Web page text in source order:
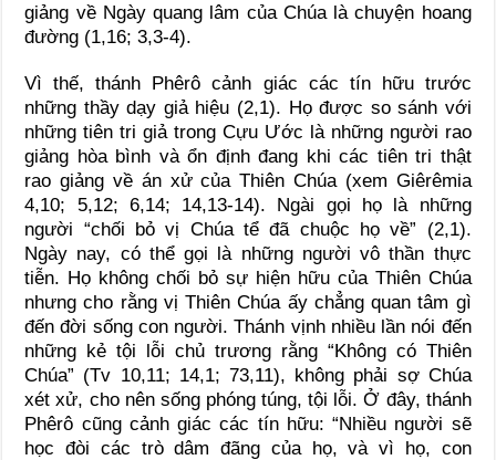
giảng về Ngày quang lâm của Chúa là chuyện hoang
đường (1,16; 3,3-4).
Vì thế, thánh Phêrô cảnh giác các tín hữu trước
những thầy dạy giả hiệu (2,1). Họ được so sánh với
những tiên tri giả trong Cựu Ước là những người rao
giảng hòa bình và ổn định đang khi các tiên tri thật
rao giảng về án xử của Thiên Chúa (xem Giêrêmia
4,10; 5,12; 6,14; 14,13-14). Ngài gọi họ là những
người “chối bỏ vị Chúa tể đã chuộc họ về” (2,1).
Ngày nay, có thể gọi là những người vô thần thực
tiễn. Họ không chối bỏ sự hiện hữu của Thiên Chúa
nhưng cho rằng vị Thiên Chúa ấy chẳng quan tâm gì
đến đời sống con người. Thánh vịnh nhiều lần nói đến
những kẻ tội lỗi chủ trương rằng “Không có Thiên
Chúa” (Tv 10,11; 14,1; 73,11), không phải sợ Chúa
xét xử, cho nên sống phóng túng, tội lỗi. Ở đây, thánh
Phêrô cũng cảnh giác các tín hữu: “Nhiều người sẽ
học đòi các trò dâm đãng của họ, và vì họ, con